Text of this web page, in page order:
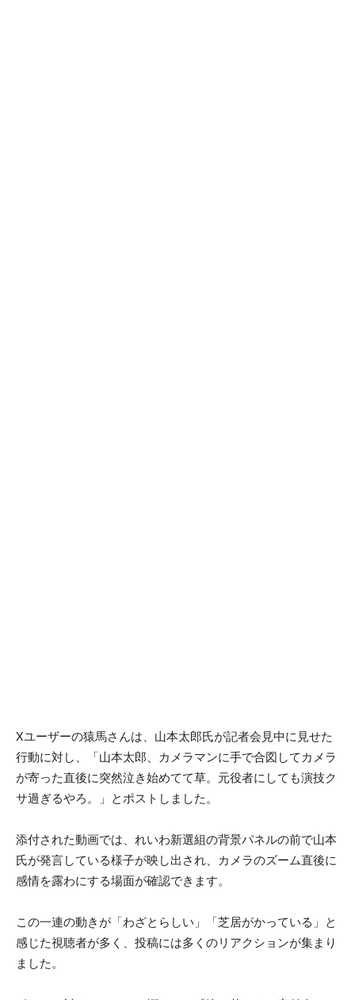
Xユーザーの猿馬さんは、山本太郎氏が記者会見中に見せた
行動に対し、「山本太郎、カメラマンに手で合図してカメラ
が寄った直後に突然泣き始めてて草。元役者にしても演技ク
サ過ぎるやろ。」とポストしました。
添付された動画では、れいわ新選組の背景パネルの前で山本
氏が発言している様子が映し出され、カメラのズーム直後に
感情を露わにする場面が確認できます。
この一連の動きが「わざとらしい」「芝居がかっている」と
感じた視聴者が多く、投稿には多くのリアクションが集まり
ました。